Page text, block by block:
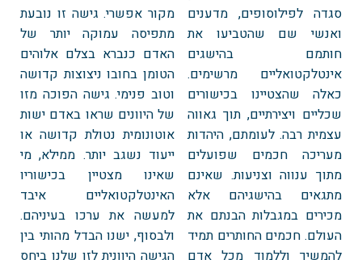
סגדה לפילוסופים, מדענים
ואנשי שם שהטביעו את
חותמם בהישגים
אינטלקטואליים מרשימים.
כאלה שהצטיינו בכישורים
שכליים ויצירתיים, תוך גאווה
עצמית רבה. לעומתם, היהדות
מעריכה חכמים שפועלים
מתוך ענווה וצניעות. שאינם
מתגאים בהישגיהם אלא
מכירים במגבלות הבנתם את
העולם. חכמים החותרים תמיד
להמשיך וללמוד מכל אדם
מקור אפשרי. גישה זו נובעת
מתפיסה עמוקה יותר של
האדם כנברא בצלם אלוהים
הטומן בחובו ניצוצות קדושה
וטוב פנימי. גישה הפוכה מזו
של היוונים שראו באדם ישות
אוטונומית נטולת קדושה או
ייעוד נשגב יותר. ממילא, מי
שאינו מצטיין בכישוריו
האינטלקטואליים איבד
למעשה את ערכו בעיניהם.
ולבסוף, ישנו הבדל מהותי בין
הגישה היוונית לזו שלנו ביחס